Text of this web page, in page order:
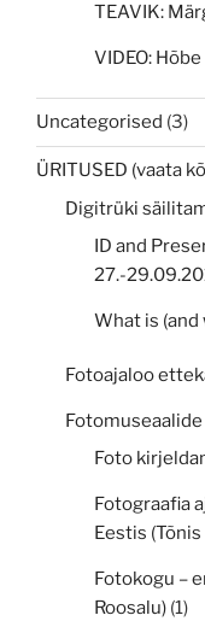
TEAVIK:
VIDEO: Hõbe
Uncategorised (3)
ÜRITUSED (vaata
Digitrüki
ID and
27.-
What is
Fotoajaloo
Foto
Fotograafia
Eestis
Fotokogu –
Roosalu) (1)